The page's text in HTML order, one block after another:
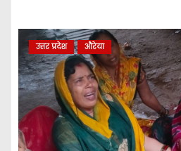
उत्तर प्रदेश औरेया